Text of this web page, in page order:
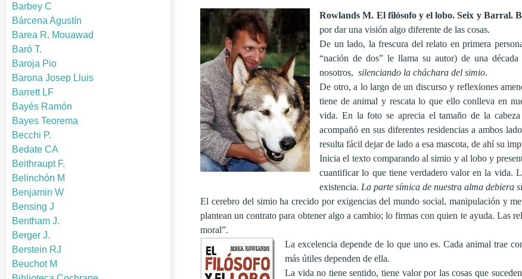
Barbey C
Bárcena Agustín
Barea R. Mouawad
Baró T.
Baroja Pio
Barona Josep Lluis
Barrett LF
Bayés Ramón
Bayes Teorema
Becchi P.
Bedate CA
Beithraupt F.
Belinchón M
Benjamin W
Bensing J
Bentham J.
Berger J.
Berstein RJ
Beuchot M
Rowlands M. El filósofo y el lobo. Seix y Barral.
por dar una visión algo diferente de las cosas.
De un lado, la frescura del relato en primera
“nación de dos” le llama su autor) de una
nosotros,silenciando la cháchara del simio.
De otro, a lo largo de un discurso y reflexiones
tiene de animal y rescata lo que ello conlleva en
vida. En la foto se aprecia el tamaño de la
acompañó en sus diferentes residencias a ambos
resulta fácil dejar de lado a esa mascota, de ahí su
Inicia el texto comparando al simio y al lobo y
cuantificar lo que tiene verdadero valor en la vida.
existencia. La parte símica de nuestra alma debiera
El cerebro del simio ha crecido por exigencias del mundo social, manipulación y
plantean un contrato para obtener algo a cambio; lo firmas con quien te ayuda. Las
moral”.
La excelencia depende de lo que uno es. Cada animal trae
más útiles dependen de ella.
La vida no tiene sentido, tiene valor por las cosas que